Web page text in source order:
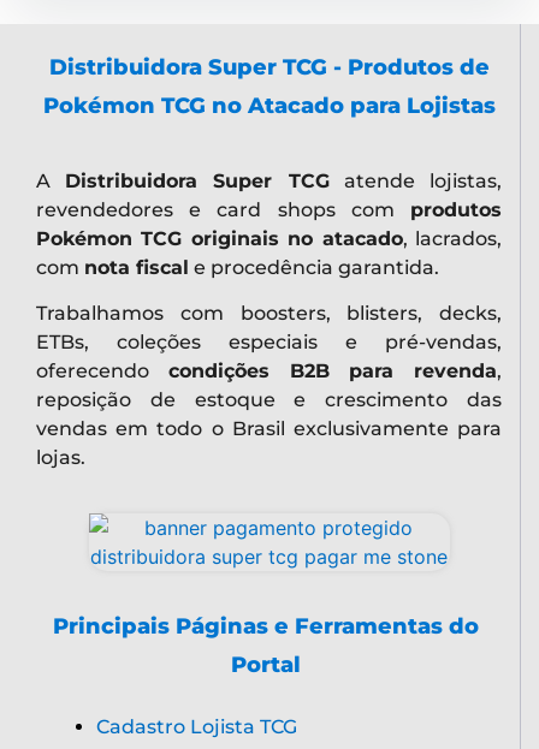
Distribuidora Super TCG - Produtos de
Pokémon TCG no Atacado para Lojistas
A Distribuidora Super TCGatende lojistas,
revendedores e card shops com produtos
Pokémon TCG originais no atacado, lacrados,
com nota fiscal e procedência garantida.
Trabalhamos com boosters, blisters, decks,
ETBs, coleções especiais e pré-vendas,
oferecendo condições B2B para revenda,
reposição de estoque e crescimento das
vendas em todo o Brasil exclusivamente para
lojas.
Principais Páginas e Ferramentas do
Portal
Cadastro Lojista TCG